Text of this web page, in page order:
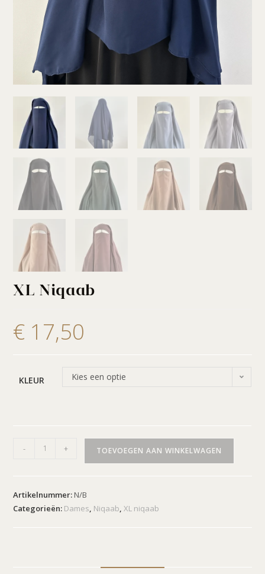
XL Niqaab
€ 17,50
KLEUR Kies een optie
- + TOEVOEGEN AAN WINKELWAGEN
Artikelnummer: N/B
Categorieën: Dames, Niqaab,XL niqaab